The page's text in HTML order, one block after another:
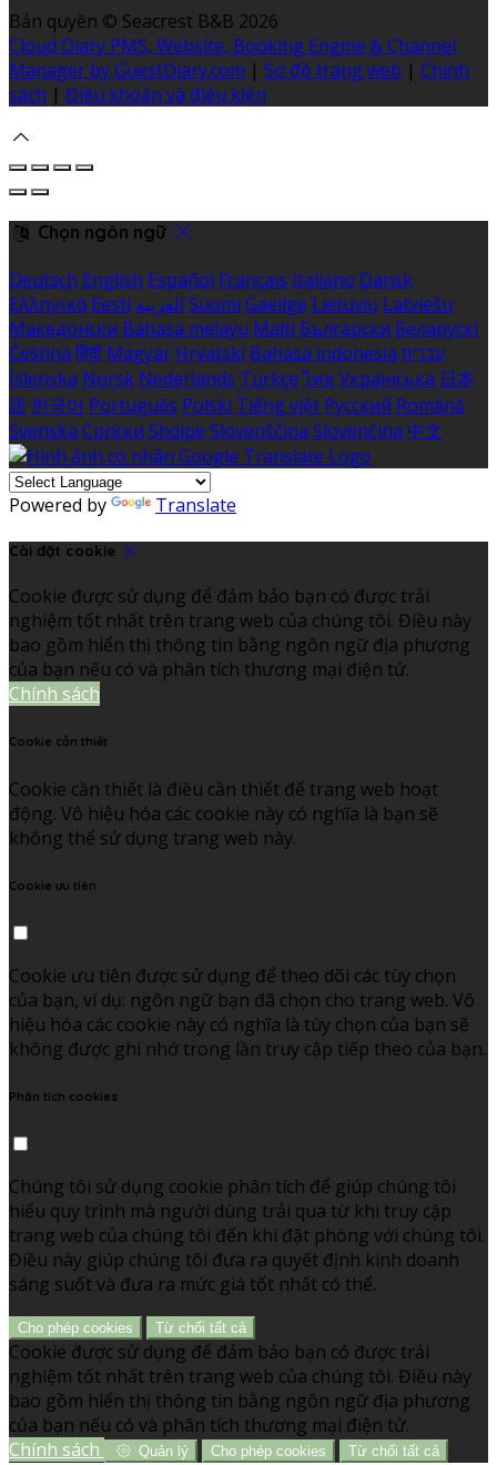
Bản quyền © Seacrest B&B 2026
Cloud Diary PMS, Website, Booking Engine & Channel
Manager by GuestDiary.com | Sơ đồ trang web | Chính
sách | Điều khoản và điều kiện
Chọn ngôn ngữ
Deutsch English Español Français Italiano Dansk
Ελληνικά Eesti العربية Suomi Gaeilge Lietuvių Latviešu
Македонски Bahasa melayu Malti Български Беларускі
Čeština हिंदी Magyar Hrvatski Bahasa indonesia עברית
Íslenska Norsk Nederlands Türkçe ไทย Українська 日本
語 한국어 Português Polski Tiếng việt Русский Română
Svenska Српски Shqipe Slovenščina Slovenčina 中文
Powered by Translate
Cài đặt cookie
Cookie được sử dụng để đảm bảo bạn có được trải
nghiệm tốt nhất trên trang web của chúng tôi. Điều này
bao gồm hiển thị thông tin bằng ngôn ngữ địa phương
của bạn nếu có và phân tích thương mại điện tử.
Chính sách
Cookie cần thiết
Cookie cần thiết là điều cần thiết để trang web hoạt
động. Vô hiệu hóa các cookie này có nghĩa là bạn sẽ
không thể sử dụng trang web này.
Cookie ưu tiên
Cookie ưu tiên được sử dụng để theo dõi các tùy chọn
của bạn, ví dụ: ngôn ngữ bạn đã chọn cho trang web. Vô
hiệu hóa các cookie này có nghĩa là tùy chọn của bạn sẽ
không được ghi nhớ trong lần truy cập tiếp theo của bạn.
Phân tích cookies
Chúng tôi sử dụng cookie phân tích để giúp chúng tôi
hiểu quy trình mà người dùng trải qua từ khi truy cập
trang web của chúng tôi đến khi đặt phòng với chúng tôi.
Điều này giúp chúng tôi đưa ra quyết định kinh doanh
sáng suốt và đưa ra mức giá tốt nhất có thể.
Cho phép cookies Từ chối tất cả
Cookie được sử dụng để đảm bảo bạn có được trải
nghiệm tốt nhất trên trang web của chúng tôi. Điều này
bao gồm hiển thị thông tin bằng ngôn ngữ địa phương
của bạn nếu có và phân tích thương mại điện tử.
Chính sách
Quản lý Cho phép cookies Từ chối tất cả